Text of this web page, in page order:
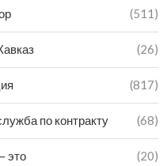
(511)
(26)
(817)
по контракту (68)
это (20)